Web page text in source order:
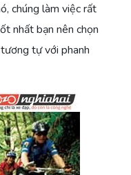
chúng làm việc rất
nhất bạn nên chọn
tự với phanh